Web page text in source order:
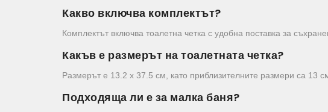
Какво включва комплектът?
Комплектът включва тоалетна четка с удобна поставка за
Какъв е размерът на тоалетната четка?
Размерът е 13.2 х 37.5 см, като приблизителните размери са
Подходяща ли е за малка баня?